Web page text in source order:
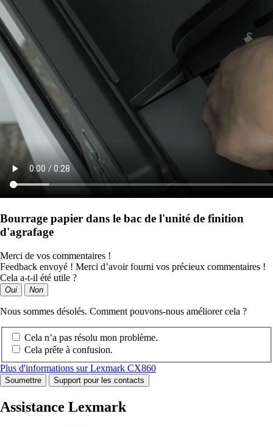
Bourrage papier dans le bac de l'unité de finition
d'agrafage
Merci de vos commentaires !
Feedback envoyé ! Merci d’avoir fourni vos précieux commentaires !
Cela a-t-il été utile ?
Oui Non
Nous sommes désolés. Comment pouvons-nous améliorer cela ?
Cela n’a pas résolu mon problème.
Cela prête à confusion.
Plus d'informations sur Lexmark CX860
Soumettre Support pour les contacts
Assistance Lexmark